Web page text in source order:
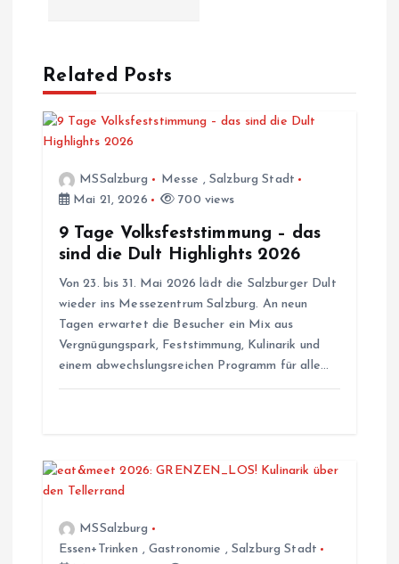
n
a
n
Related Posts
MSSalzburg Messe , Salzburg Stadt
Mai 21, 2026
700 views
9 Tage Volksfeststimmung – das
sind die Dult Highlights 2026
Von 23. bis 31. Mai 2026 lädt die Salzburger Dult
wieder ins Messezentrum Salzburg. An neun
Tagen erwartet die Besucher ein Mix aus
Vergnügungspark, Feststimmung, Kulinarik und
einem abwechslungsreichen Programm für alle…
MSSalzburg
Essen+Trinken ,Gastronomie ,Salzburg Stadt